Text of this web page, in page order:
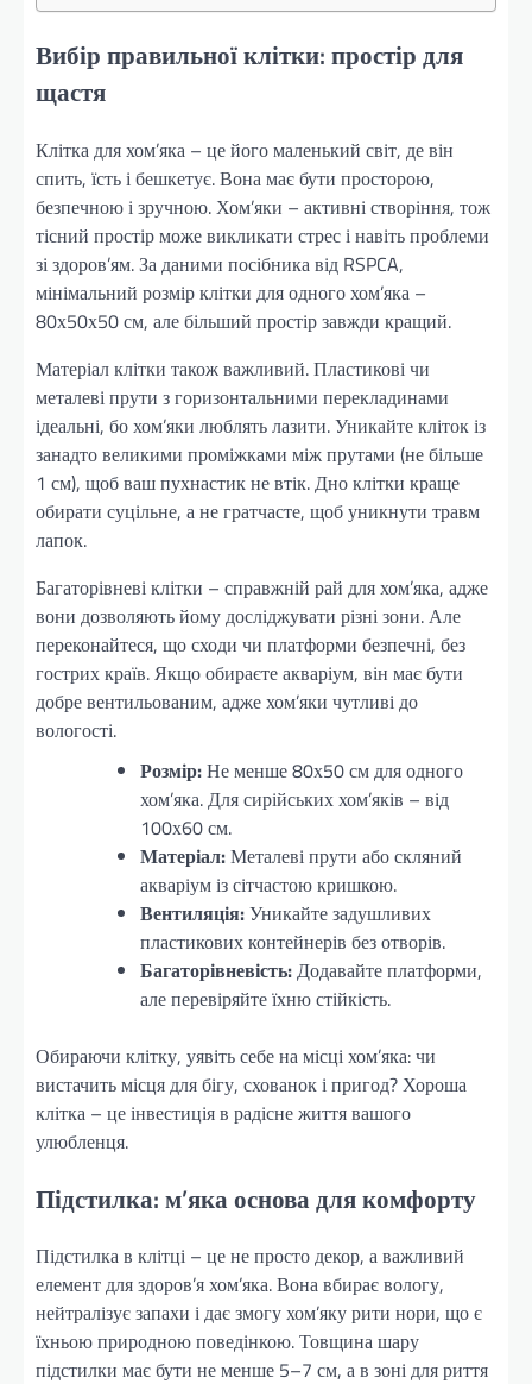
Вибір правильної клітки: простір для
щастя
Клітка для хом’яка – це його маленький світ, де він
спить, їсть і бешкетує. Вона має бути просторою,
безпечною і зручною. Хом’яки – активні створіння, тож
тісний простір може викликати стрес і навіть проблеми
зі здоров’ям. За даними посібника від RSPCA,
мінімальний розмір клітки для одного хом’яка –
80х50х50 см, але більший простір завжди кращий.
Матеріал клітки також важливий. Пластикові чи
металеві прути з горизонтальними перекладинами
ідеальні, бо хом’яки люблять лазити. Уникайте кліток із
занадто великими проміжками між прутами (не більше
1 см), щоб ваш пухнастик не втік. Дно клітки краще
обирати суцільне, а не гратчасте, щоб уникнути травм
лапок.
Багаторівневі клітки – справжній рай для хом’яка, адже
вони дозволяють йому досліджувати різні зони. Але
переконайтеся, що сходи чи платформи безпечні, без
гострих країв. Якщо обираєте акваріум, він має бути
добре вентильованим, адже хом’яки чутливі до
вологості.
Розмір:Не менше 80х50 см для одного
хом’яка. Для сирійських хом’яків – від
100х60 см.
Матеріал:Металеві прути або скляний
акваріум із сітчастою кришкою.
Вентиляція:Уникайте задушливих
пластикових контейнерів без отворів.
Багаторівневість:Додавайте платформи,
але перевіряйте їхню стійкість.
Обираючи клітку, уявіть себе на місці хом’яка: чи
вистачить місця для бігу, схованок і пригод? Хороша
клітка – це інвестиція в радісне життя вашого
улюбленця.
Підстилка: м’яка основа для комфорту
Підстилка в клітці – це не просто декор, а важливий
елемент для здоров’я хом’яка. Вона вбирає вологу,
нейтралізує запахи і дає змогу хом’яку рити нори, що є
їхньою природною поведінкою. Товщина шару
підстилки має бути не менше 5–7 см, а в зоні для риття